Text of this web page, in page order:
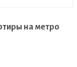
на метро